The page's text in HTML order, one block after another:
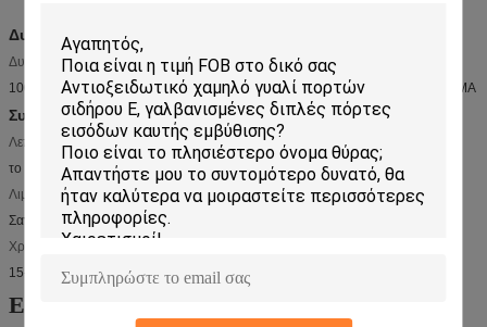
Δυνατότητα ανεφοδιασμού
Δυνατότητα ανεφοδιασμού:
100000 σύνολο/σύνολα το μήνα ΟΠΟΙΑΔΗΠΟΤΕ ΠΟΣΟΤΗΤΑ ΕΙΝΑΙ ΔΙΑΘΕΣΙΜΑ
Συσκευασία & παράδοση
Λεπτομέρειες συσκευασίας
το πλαίσιο γυαλιού από τη συσκευασία χαρτοκιβωτίων.
Λιμένας
Σαγγάη
Χρονική ανοχή:
15-30 ημέρες
Επισκόπηση